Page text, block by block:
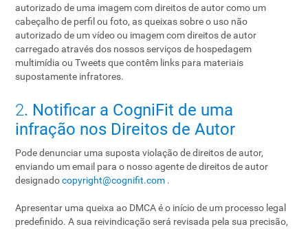
autorizado de uma imagem com direitos de autor como um
cabeçalho de perfil ou foto, as queixas sobre o uso não
autorizado de um vídeo ou imagem com direitos de autor
carregado através dos nossos serviços de hospedagem
multimídia ou Tweets que contêm links para materiais
supostamente infratores.
2. Notificar a CogniFit de uma
infração nos Direitos de Autor
Pode denunciar uma suposta violação de direitos de autor,
enviando um email para o nosso agente de direitos de autor
designadocopyright@cognifit.com .
Apresentar uma queixa ao DMCA é o início de um processo legal
predefinido. A sua reivindicação será revisada pela sua precisão,